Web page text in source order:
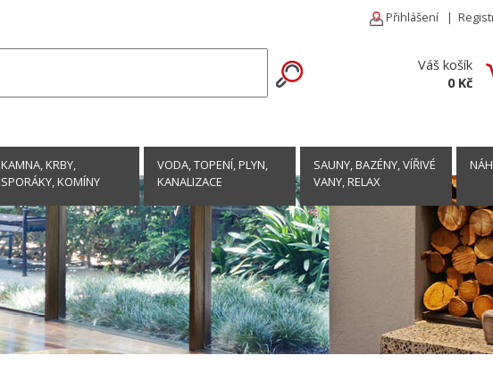
Přihlášení |
Váš košík
0 Kč
KAMNA, KRBY,
SPORÁKY, KOMÍNY
VODA, TOPENÍ, PLYN,
KANALIZACE
SAUNY, BAZÉNY, VÍŘIVÉ
VANY, RELAX